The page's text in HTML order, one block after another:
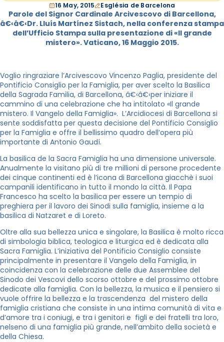
16 May, 2015 Església de Barcelona
Parole del Signor Cardinale Arcivescovo di Barcellona,
â€‹â€‹Dr. Lluís Martínez Sistach, nella conferenza stampa
dell’Ufficio Stampa sulla presentazione di «Il grande
mistero». Vaticano, 16 Maggio 2015.
Voglio ringraziare l’Arcivescovo Vincenzo Paglia, presidente del
Pontificio Consiglio per la Famiglia, per aver scelto la Basilica
della Sagrada Familia, di Barcellona, â€‹â€‹per iniziare il
cammino di una celebrazione che ha intitolato «Il grande
mistero. Il Vangelo della Famiglia». L’Arcidiocesi di Barcellona si
sente soddisfatta per questa decisione del Pontificio Consiglio
per la Famiglia e offre il bellissimo quadro dell’opera più
importante di Antonio Gaudí.
La basilica de la Sacra Famiglia ha una dimensione universale.
Anualmente la visitano più di tre millioni di persone procedente
dei cinque continenti ed è l’icona di Barcellona giacchè i suoi
campanili identificano in tutto il mondo la città. Il Papa
Francesco ha scelto la basilica per essere un tempio di
preghiera per il lavoro dei Sinodi sulla famiglia, insieme a la
basilica di Natzaret e di Loreto.
Oltre alla sua bellezza unica e singolare, la Basilica è molto ricca
di simbologia biblica, teologica e liturgica ed è dedicata alla
Sacra Famiglia. L’iniziativa del Pontificio Consiglio consiste
principalmente in presentare il Vangelo della Famiglia, in
coincidenza con la celebrazione delle due Assemblee del
Sinodo dei Vescovi dello scorso ottobre e del prossimo ottobre
dedicate alla famiglia. Con la bellezza, la musica e il pensiero si
vuole offrire la bellezza e la trascendenza del mistero della
famiglia cristiana che consiste in una intima comunità di vita e
d’amore tra i coniugi, e tra i genitori e figli e dei fratelli tra loro,
nelseno di una famiglia più grande, nell’ambito della società e
della Chiesa.